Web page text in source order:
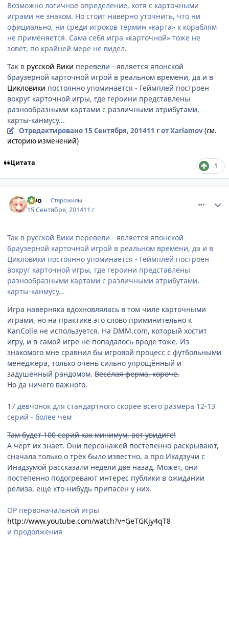
Возможно логичное определение, хотя с карточными
играми не знаком. Но стоит наверно уточнить, что ни
официально, ни среди игроков термин «карта» к кораблям
не применяется. Сама себя игра «карточной» тоже не
зовёт, по крайней мере не видел.
Так в русской Вики перевели - является японской
браузерной карточной игрой в реальном времени, да и в
Цикловики постоянно упоминается - Геймплей построен
вокруг карточной игры, где героини представлены
разнообразными картами с различными атрибутами,
карты-канмусу...
Отредактировано 15 Сентября, 201411 гот Xarlamov(см.
историю изменений)
Цитата 1
оОо Старожилы
15 Сентября, 201411 г
Так в русской Вики перевели - является японской
браузерной карточной игрой в реальном времени, да и в
Цикловики постоянно упоминается - Геймплей построен
вокруг карточной игры, где героини представлены
разнообразными картами с различными атрибутами,
карты-канмусу...
Игра наверняка вдохновлялась в том чиле карточными
играми, но на практике это слово приминительно к
KanColle не используется. На DMM.com, который хостит
игру, и в самой игре не попадалось вроде тоже. Из
знакомого мне сравнил бы игровой процесс с футбольными
менеджера, только очень сильно упрощённый и
задушенный рандомом. Весёлая ферма, короче.
Но да ничего важного.
17 девчонок для стандартного скорее всего размера 12-13
серий - более чем
Там будет 100 серий как минимум, вот увидите!
А чёрт их знает. Они персонажей постепенно раскрывают,
сначала только о трёх было известно, а про Икадзучи с
Инадзумой рассказали недели две назад. Может, они
постепенно подогревают интерес публики в ожидании
релиза, ещё кто-нибудь припасён у них.
OP первоначальной игры
http://www.youtube.com/watch?v=GeTGKjy4qT8
и продолжения